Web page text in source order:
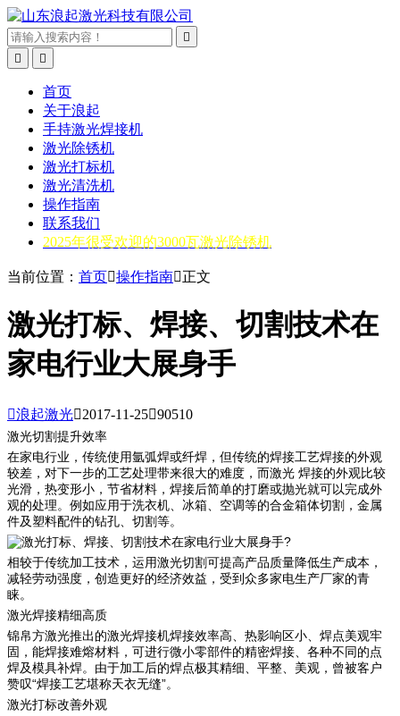



首页
关于浪起
手持激光焊接机
激光除锈机
激光打标机
激光清洗机
操作指南
联系我们
2025年很受欢迎的3000瓦激光除锈机
当前位置： 首页操作指南正文
激光打标、焊接、切割技术在
家电行业大展身手
浪起激光2017-11-2590510
激光切割提升效率
在家电行业，传统使用氩弧焊或纤焊，但传统的焊接工艺焊接的外观
较差，对下一步的工艺处理带来很大的难度，而激光 焊接的外观比较
光滑，热变形小，节省材料，焊接后简单的打磨或抛光就可以完成外
观的处理。例如应用于洗衣机、冰箱、空调等的合金箱体切割，金属
件及塑料配件的钻孔、切割等。
?
相较于传统加工技术，运用激光切割可提高产品质量降低生产成本，
减轻劳动强度，创造更好的经济效益，受到众多家电生产厂家的青
睐。
激光焊接精细高质
锦帛方激光推出的激光焊接机焊接效率高、热影响区小、焊点美观牢
固，能焊接难熔材料，可进行微小零部件的精密焊接、各种不同的点
焊及模具补焊。由于加工后的焊点极其精细、平整、美观，曾被客户
赞叹“焊接工艺堪称天衣无缝”。
激光打标改善外观